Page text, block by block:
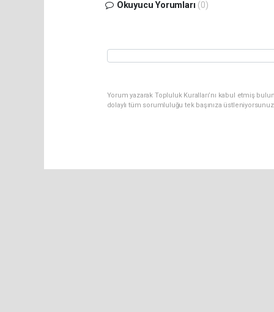
Okuyucu Yorumları (0)
Yorum yazarak Topluluk Kuralları’nı kabul etmiş
dolaylı tüm sorumluluğu tek başınıza